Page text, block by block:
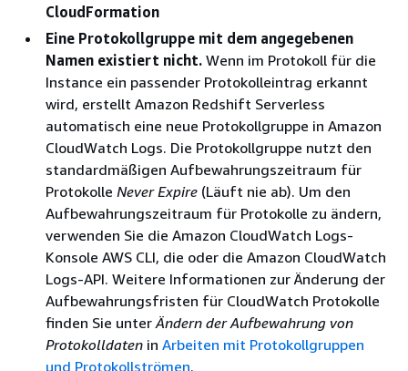
CloudFormation
Eine Protokollgruppe mit dem angegebenen
Namen existiert nicht. Wenn im Protokoll für die
Instance ein passender Protokolleintrag erkannt
wird, erstellt Amazon Redshift Serverless
automatisch eine neue Protokollgruppe in Amazon
CloudWatch Logs. Die Protokollgruppe nutzt den
standardmäßigen Aufbewahrungszeitraum für
Protokolle Never Expire (Läuft nie ab). Um den
Aufbewahrungszeitraum für Protokolle zu ändern,
verwenden Sie die Amazon CloudWatch Logs-
Konsole AWS CLI, die oder die Amazon CloudWatch
Logs-API. Weitere Informationen zur Änderung der
Aufbewahrungsfristen für CloudWatch Protokolle
finden Sie unter Ändern der Aufbewahrung von
Protokolldaten in Arbeiten mit Protokollgruppen
und Protokollströmen.